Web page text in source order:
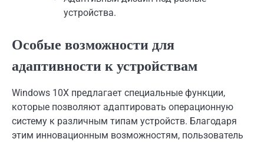
устройства.
Особые возможности для
адаптивности к устройствам
Windows 10X предлагает специальные функции,
которые позволяют адаптировать операционную
систему к различным типам устройств. Благодаря
этим инновационным возможностям, пользователь